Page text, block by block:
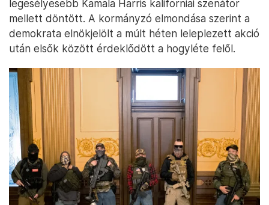
legesélyesebb Kamala Harris kaliforniai szenátor
mellett döntött. A kormányzó elmondása szerint a
demokrata elnökjelölt a múlt héten leleplezett akció
után elsők között érdeklődött a hogyléte felől.